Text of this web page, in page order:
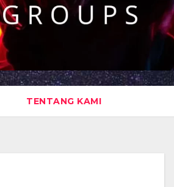
TENTANG KAMI